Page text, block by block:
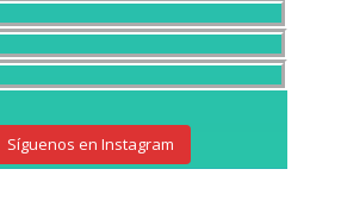
Síguenos en Instagram